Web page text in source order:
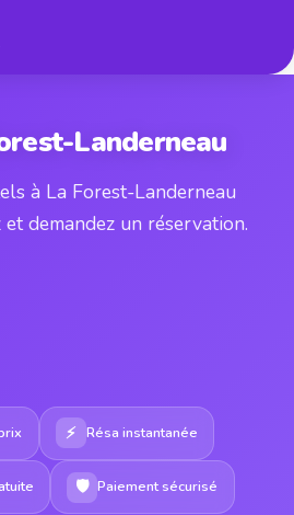
Landerneau
à La Forest-Landerneau
et demandez un réservation.
⚡ Résa instantanée
🛡 Paiement sécurisé